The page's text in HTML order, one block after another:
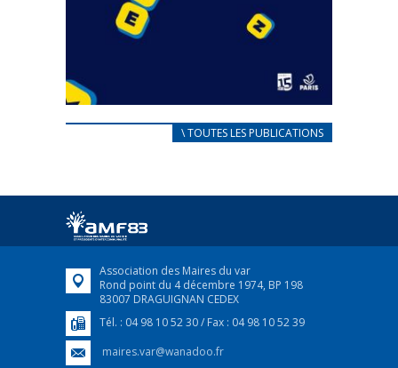
CARNET D’ACCUEIL
Afin d’accompagner au mieux les réfugiés
FEUILLETER
\ TOUTES LES PUBLICATIONS
Association des Maires du var
Rond point du 4 décembre 1974, BP 198
83007 DRAGUIGNAN CEDEX
Tél. : 04 98 10 52 30 / Fax : 04 98 10 52 39
maires.var@wanadoo.fr